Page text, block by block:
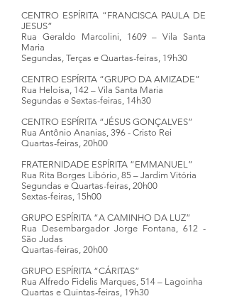
CENTRO ESPÍRITA “FRANCISCA PAULA DE
JESUS”
Rua Geraldo Marcolini, 1609 – Vila Santa
Maria
Segundas, Terças e Quartas-feiras, 19h30
CENTRO ESPÍRITA “GRUPO DA AMIZADE”
Rua Heloísa, 142 – Vila Santa Maria
Segundas e Sextas-feiras, 14h30
CENTRO ESPÍRITA “JÉSUS GONÇALVES”
Rua Antônio Ananias, 396 - Cristo Rei
Quartas-feiras, 20h00
FRATERNIDADE ESPÍRITA “EMMANUEL”
Rua Rita Borges Libório, 85 – Jardim Vitória
Segundas e Quartas-feiras, 20h00
Sextas-feiras, 15h00
GRUPO ESPÍRITA “A CAMINHO DA LUZ”
Rua Desembargador Jorge Fontana, 612 -
São Judas
Quartas-feiras, 20h00
GRUPO ESPÍRITA “CÁRITAS”
Rua Alfredo Fidelis Marques, 514 – Lagoinha
Quartas e Quintas-feiras, 19h30